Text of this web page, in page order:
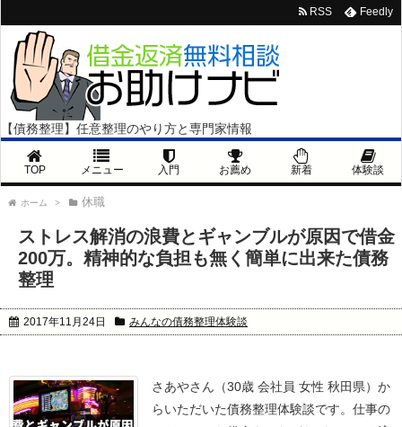
【債務整理】任意整理のやり方と専門家情報
TOP メニュー 入門 お薦め 新着 体験談
RSS Feedly
ホーム > 休職
ストレス解消の浪費とギャンブルが原因で借金
200万。精神的な負担も無く簡単に出来た債務
整理
2017年11月24日 みんなの債務整理体験談
さあやさん（30歳 会社員 女性 秋田県）か
らいただいた債務整理体験談です。 仕事の